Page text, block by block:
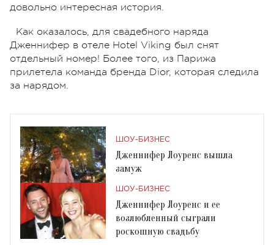
довольно интересная история.
Как оказалось, для свадебного наряда
Дженнифер в отеле Hotel Viking был снят
отдельный номер! Более того, из Парижа
прилетела команда бренда Dior, которая следила
за нарядом.
ШОУ-БИЗНЕС
Дженнифер Лоуренс вышла
замуж
ШОУ-БИЗНЕС
Дженнифер Лоуренс и ее
возлюбленный сыграли
роскошную свадьбу